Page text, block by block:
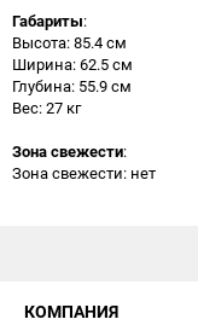
Габариты:
Высота: 85.4 см
Ширина: 62.5 см
Глубина: 55.9 см
Вес: 27 кг
Зона свежести:
Зона свежести: нет
КОМПАНИЯ